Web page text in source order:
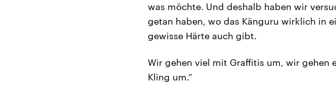
was möchte. Und deshalb haben wir
getan haben, wo das Känguru wirklich in
gewisse Härte auch gibt.
Wir gehen viel mit Graffitis um, wir gehen
Kling um.“